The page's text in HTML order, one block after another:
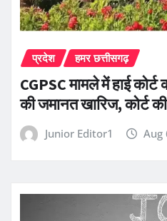
प्रदेश हमर छत्तीसगढ़
CGPSC मामले में हाई
की जमानत खारिज, कोर्ट
Junior Editor1 Aug